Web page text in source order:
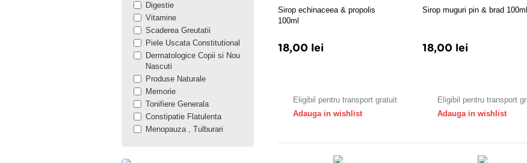
Digestie
Vitamine
Scaderea Greutatii
Piele Uscata Constitutional
Dermatologice Copii si Nou
Nascuti
Produse Naturale
Memorie
Tonifiere Generala
Constipatie Flatulenta
Menopauza , Tulburari
Sirop echinaceea & propolis
100ml
18,00 lei
Eligibil pentru transport gratuit
Adauga in wishlist
Sirop muguri pin & brad 100ml
18,00 lei
Eligibil pentru transport
Adauga in wishlist